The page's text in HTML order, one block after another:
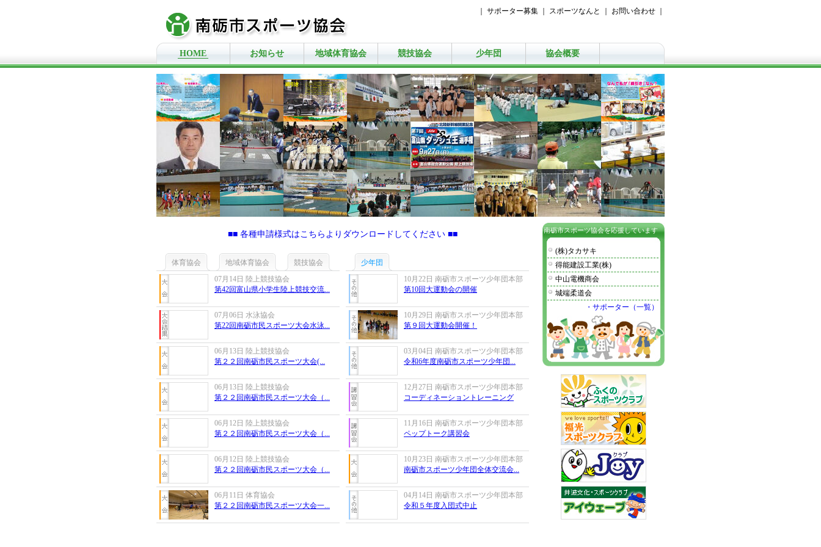
サポーター募集 スポーツなんと お問い合わせ
HOME お知らせ 地域体育協会 競技協会 少年団 協会概要
■■ 各種申請様式はこちらよりダウンロードしてください ■■
体育協会 地域体育協会
競技協会
07月14日 陸上競技協会
第42回富山県小学生陸上競技交流...
07月06日 水泳協会
第22回南砺市民スポーツ大会水泳...
06月13日 陸上競技協会
第２２回南砺市民スポーツ大会(...
06月13日 陸上競技協会
第２２回南砺市民スポーツ大会（...
06月12日 陸上競技協会
第２２回南砺市民スポーツ大会（...
06月12日 陸上競技協会
第２２回南砺市民スポーツ大会（...
06月11日 体育協会
第２２回南砺市民スポーツ大会一...
少年団
10月22日 南砺市スポーツ少年団本部
第10回大運動会の開催
10月29日 南砺市スポーツ少年団本部
第９回大運動会開催！
03月04日 南砺市スポーツ少年団本部
令和6年度南砺市スポーツ少年団...
12月27日 南砺市スポーツ少年団本部
コーディネーショントレーニング
11月16日 南砺市スポーツ少年団本部
ペップトーク講習会
10月23日 南砺市スポーツ少年団本部
南砺市スポーツ少年団全体交流会...
04月14日 南砺市スポーツ少年団本部
令和５年度入団式中止
南砺市スポーツ協会を応援しています
(株)タカサキ
得能建設工業(株)
中山電機商会
城端柔道会
・サポーター（一覧）